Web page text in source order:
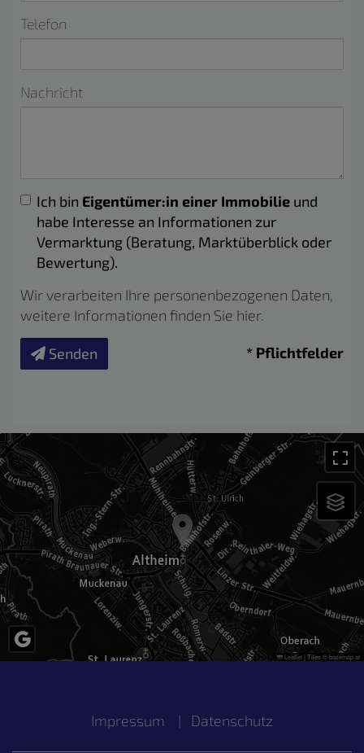
Telefon
Nachricht
Ich bin Eigentümer:in einer Immobilie und
habe Interesse an Informationen zur
Vermarktung (Beratung, Marktüberblick oder
Bewertung).
Wir verarbeiten Ihre personenbezogenen Daten,
weitere Informationen finden Sie hier.
Senden * Pflichtfelder
Leaflet| Tiles ©basemap.at
Impressum | Datenschutz